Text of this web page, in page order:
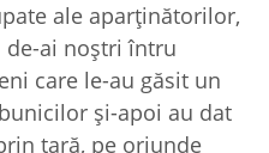
ale aparţinătorilor,
ai noştri întru
care le-au găsit un
şi-apoi au dat
ţară, pe oriunde